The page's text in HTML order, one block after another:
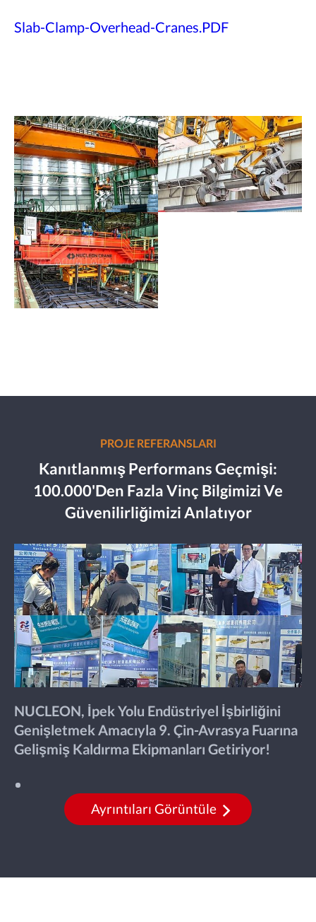
Slab-Clamp-Overhead-Cranes.PDF
PROJE REFERANSLARI
Kanıtlanmış Performans Geçmişi:
100.000'den Fazla Vinç Bilgimizi Ve
Güvenilirliğimizi Anlatıyor
NUCLEON, İpek Yolu Endüstriyel İşbirliğini
Genişletmek Amacıyla 9. Çin-Avrasya Fuarına
Gelişmiş Kaldırma Ekipmanları Getiriyor!
Ayrıntıları Görüntüle